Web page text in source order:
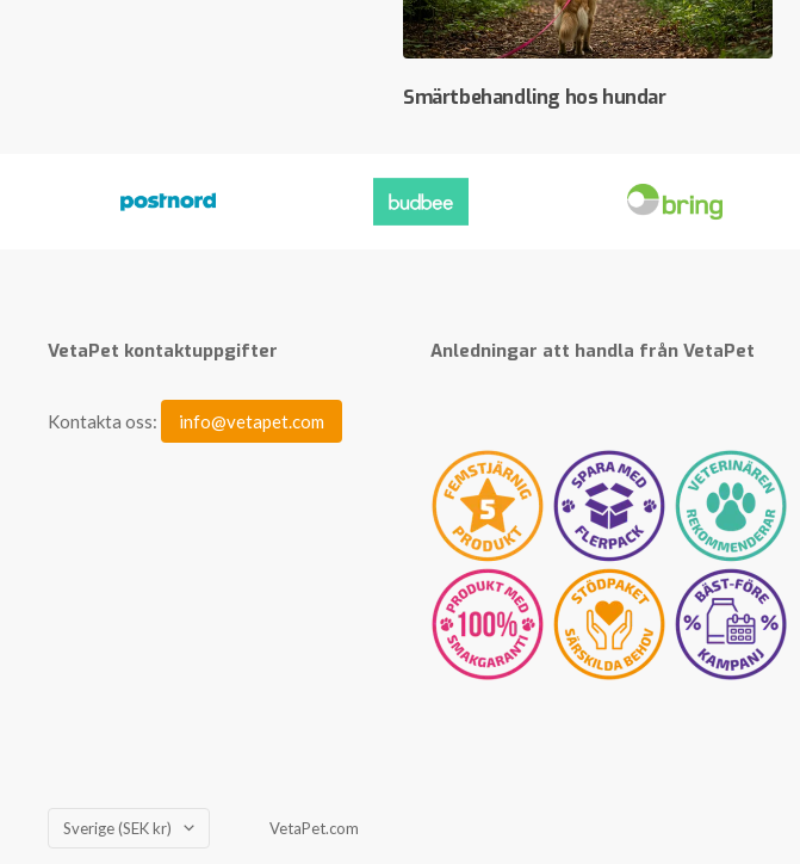
Smärtbehandling hos hundar
VetaPet kontaktuppgifter
Kontakta oss: info@vetapet.com
Anledningar att handla från VetaPet
Land/RegionSverige (SEK kr) VetaPet.com